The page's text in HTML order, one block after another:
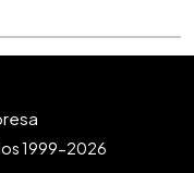
1999-2026